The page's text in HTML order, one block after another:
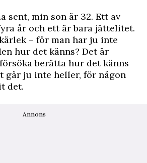
sent, min son är 32. Ett av
år och ett är bara jättelitet.
– för man har ju inte
hur det känns? Det är
berätta hur det känns
går ju inte heller, för någon
det.
Annons